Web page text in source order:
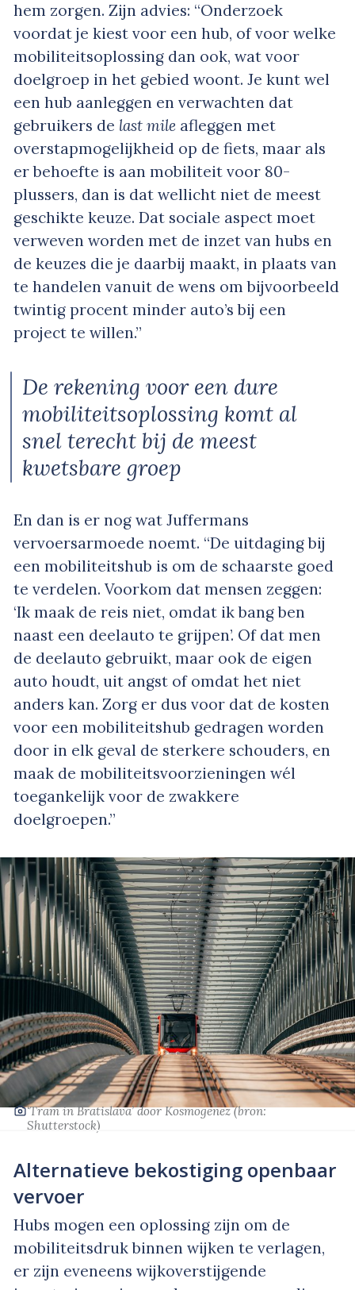
hem zorgen. Zijn advies: “Onderzoek
voordat je kiest voor een hub, of voor welke
mobiliteitsoplossing dan ook, wat voor
doelgroep in het gebied woont. Je kunt wel
een hub aanleggen en verwachten dat
gebruikers de last mile afleggen met
overstapmogelijkheid op de fiets, maar als
er behoefte is aan mobiliteit voor 80-
plussers, dan is dat wellicht niet de meest
geschikte keuze. Dat sociale aspect moet
verweven worden met de inzet van hubs en
de keuzes die je daarbij maakt, in plaats van
te handelen vanuit de wens om bijvoorbeeld
twintig procent minder auto’s bij een
project te willen.”
De rekening voor een dure
mobiliteitsoplossing komt al
snel terecht bij de meest
kwetsbare groep
En dan is er nog wat Juffermans
vervoersarmoede noemt. “De uitdaging bij
een mobiliteitshub is om de schaarste goed
te verdelen. Voorkom dat mensen zeggen:
‘Ik maak de reis niet, omdat ik bang ben
naast een deelauto te grijpen’. Of dat men
de deelauto gebruikt, maar ook de eigen
auto houdt, uit angst of omdat het niet
anders kan. Zorg er dus voor dat de kosten
voor een mobiliteitshub gedragen worden
door in elk geval de sterkere schouders, en
maak de mobiliteitsvoorzieningen wél
toegankelijk voor de zwakkere
doelgroepen.”
‘Tram in Bratislava’door Kosmogenez(bron:
Shutterstock)
Alternatieve bekostiging openbaar
vervoer
Hubs mogen een oplossing zijn om de
mobiliteitsdruk binnen wijken te verlagen,
er zijn eveneens wijkoverstijgende